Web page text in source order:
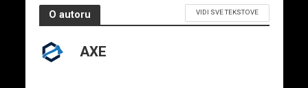
O autoru VIDI SVE TEKSTOVE
AXE